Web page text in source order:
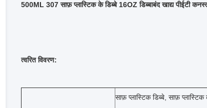
500ML 307 साफ़ प्लास्टिक के डिब्बे 16OZ डिब्बाबंद खाद्य पीईटी
त्वरित विवरण:
साफ़ प्लास्टिक डिब्बे, साफ़